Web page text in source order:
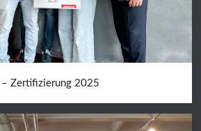
– Zertifizierung 2025